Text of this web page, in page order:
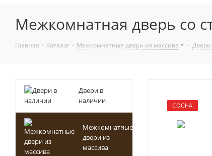
Межкомнатная дверь со
Главная - Каталог - Межкомнатные двери из массива - Двери
СОСНА
Двери в
наличии
Межкомнатные
двери из
массива